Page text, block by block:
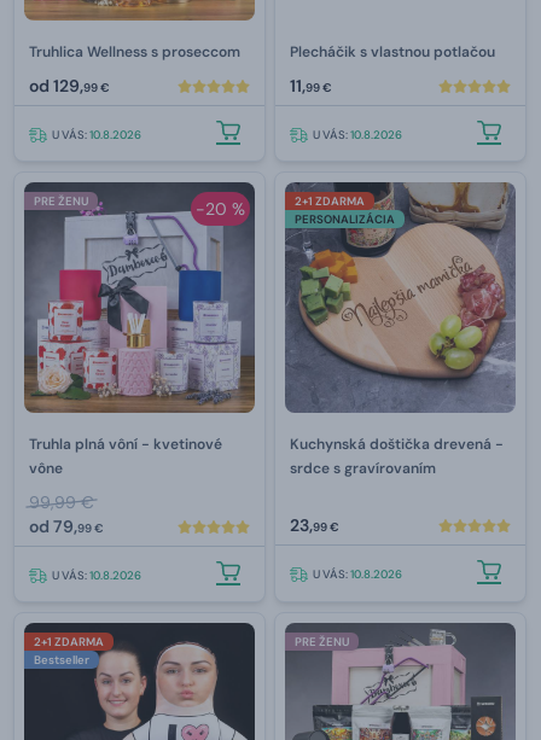
Truhlica Wellness s proseccom
od 129,99 €
U VÁS:10.8.2026
Plecháčik s vlastnou potlačou
11,99 €
U VÁS:10.8.2026
-20 %
PRE ŽENU
Truhla plná vôní - kvetinové
vône
99,99 €
od 79,99 €
U VÁS:10.8.2026
2+1 ZDARMA
PERSONALIZÁCIA
Kuchynská doštička drevená -
srdce s gravírovaním
23,99 €
U VÁS:10.8.2026
2+1 ZDARMA
Bestseller
PRE ŽENU